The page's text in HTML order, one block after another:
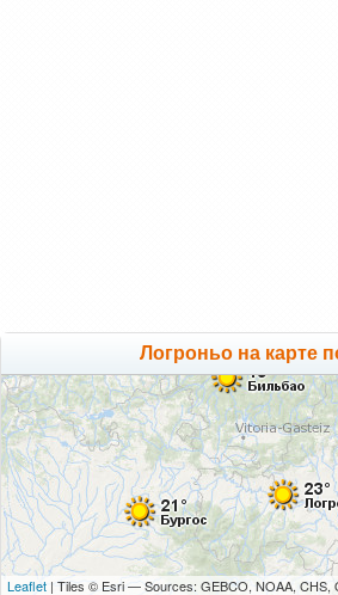
Логроньо на карте
Leaflet | Tiles © Esri — Sources: GEBCO, NOAA, CHS,